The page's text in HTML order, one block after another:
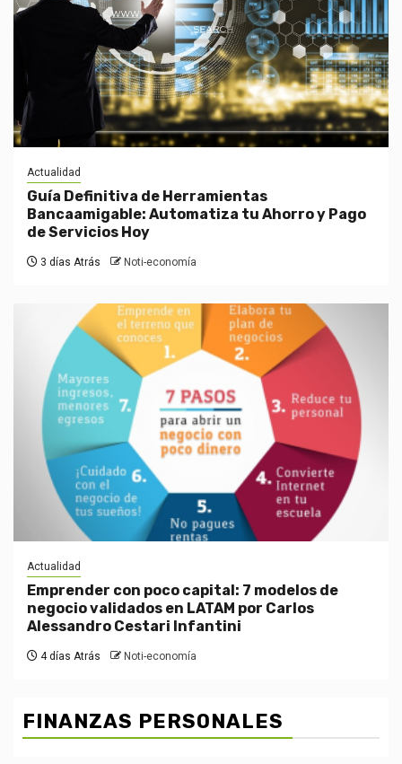
Actualidad
Guía Definitiva de Herramientas
Bancaamigable: Automatiza tu Ahorro y Pago
de Servicios Hoy
3 días Atrás Noti-economía
Actualidad
Emprender con poco capital: 7 modelos de
negocio validados en LATAM por Carlos
Alessandro Cestari Infantini
4 días Atrás Noti-economía
FINANZAS PERSONALES